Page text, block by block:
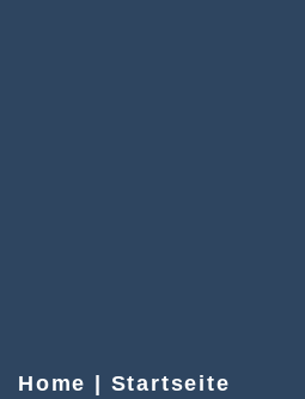
Home | Startseite